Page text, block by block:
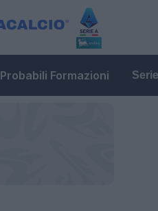
Probabili Formazioni